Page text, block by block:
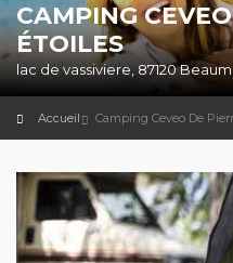
CAMPING
ÉTOILES
lac de vassiviere, 87120
Accueil Camping Ceveo De